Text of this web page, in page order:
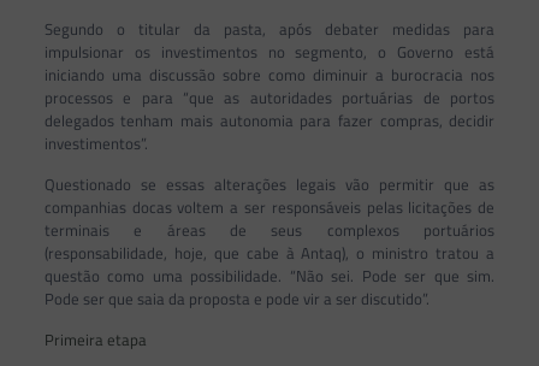
Segundo o titular da pasta, após debater medidas para
impulsionar os investimentos no segmento, o Governo está
iniciando uma discussão sobre como diminuir a burocracia nos
processos e para “que as autoridades portuárias de portos
delegados tenham mais autonomia para fazer compras, decidir
investimentos”.
Questionado se essas alterações legais vão permitir que as
companhias docas voltem a ser responsáveis pelas licitações de
terminais e áreas de seus complexos portuários
(responsabilidade, hoje, que cabe à Antaq), o ministro tratou a
questão como uma possibilidade. “Não sei. Pode ser que sim.
Pode ser que saia da proposta e pode vir a ser discutido”.
Primeira etapa